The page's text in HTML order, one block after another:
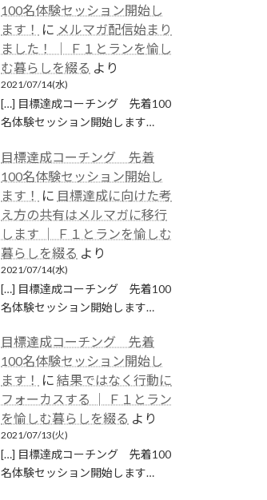
100名体験セッション開始し
ます！
に メルマガ配信始まり
ました！ │ Ｆ１とランを愉し
む暮らしを綴る より
2021/07/14(水)
[…] 目標達成コーチング 先着100
名体験セッション開始します…
目標達成コーチング 先着
100名体験セッション開始し
ます！
に 目標達成に向けた考
え方の共有はメルマガに移行
します │ Ｆ１とランを愉しむ
暮らしを綴る より
2021/07/14(水)
[…] 目標達成コーチング 先着100
名体験セッション開始します…
目標達成コーチング 先着
100名体験セッション開始し
ます！
に結果ではなく行動に
フォーカスする │ Ｆ１とラン
を愉しむ暮らしを綴る より
2021/07/13(火)
[…] 目標達成コーチング 先着100
名体験セッション開始します…